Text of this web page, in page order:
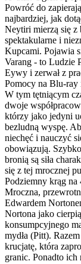
Powróć do
najbardziej, jak
Neytiri mierzą się z
spektakularne i
Kupcami. Pojawia
Varang - to Ludzie
Eywy i zerwał z
Pomocy na Blu-
W tym tętniącym
dwoje
którzy jako jedyni
bezludną wyspę.
niechęć i nauczyć
obowiązują.
bronią są siła
się z tej mrocznej
Podziemny krąg
Mroczna,
Edwardem
Nortona jako
konsumpcyjnego
mydła (Pitt).
krucjatę, która
granic. Ponadto